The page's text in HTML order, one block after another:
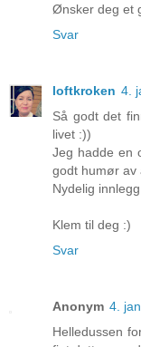
Ønsker deg et
Svar
loftkroken 4.
Så godt det
livet :))
Jeg hadde en
godt humør
Nydelig
Klem til deg :)
Svar
Anonym 4.
Helledussen